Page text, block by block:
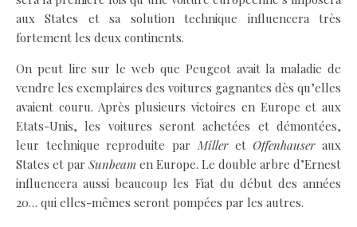
aux States et sa solution technique influencera très
fortement les deux continents.
On peut lire sur le web que Peugeot avait la maladie de
vendre les exemplaires des voitures gagnantes dès qu’elles
avaient couru. Après plusieurs victoires en Europe et aux
Etats-Unis, les voitures seront achetées et démontées,
leur technique reproduite parMilleretOffenhauseraux
States et par Sunbeam en Europe. Le double arbre d’Ernest
influencera aussi beaucoup les Fiat du début des années
20… qui elles-mêmes seront pompées par les autres.